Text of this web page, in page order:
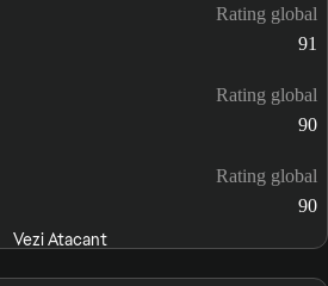
Rating global
91
Rating global
90
Rating global
90
Vezi Atacant